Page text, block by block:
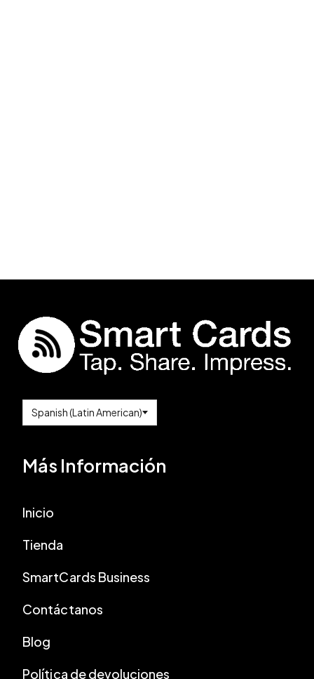
Más Información
Inicio
Tienda
SmartCards Business
Contáctanos
Blog
Política de devoluciones